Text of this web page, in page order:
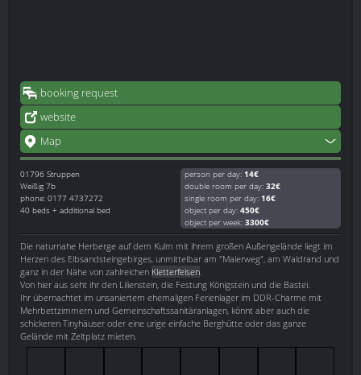
booking request
website
Map
01796 Struppen
Weißig 7b
phone: 0177 4737272
40 beds + additional bed
person per day: 14€
double room per day: 32€
single room per day: 16€
object per day: 450€
object per week: 3300€
Die naturnahe Herberge auf dem Kulm mit ihrem großen Außengelände liegt im
Herzen des Elbsandsteingebirges, unmittelbar am "Malerweg", am Waldrand und
ganz in der Nähe von zahlreichen Kletterfelsen
Von hier aus seht ihr den Lilienstein, die Festung Königstein und die Bastei.
Ihr übernachtet im unsaniertem ehemaligen Ferienlager im DDR-Charme mit
Mehrbettzimmern und Gemeinschaftssanitäranlagen, könnt aber auch die
schickeren Tinyhäuser oder eine urige einfache Berghütte oder das ganze
Gelände mit Zeltplatz mieten.